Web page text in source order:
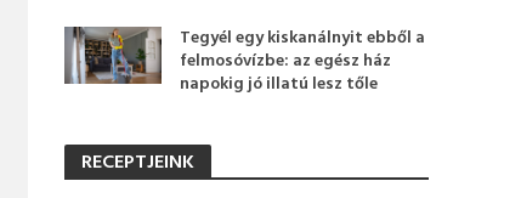
Tegyél egy kiskanálnyit ebből a
felmosóvízbe: az egész ház
napokig jó illatú lesz tőle
RECEPTJEINK